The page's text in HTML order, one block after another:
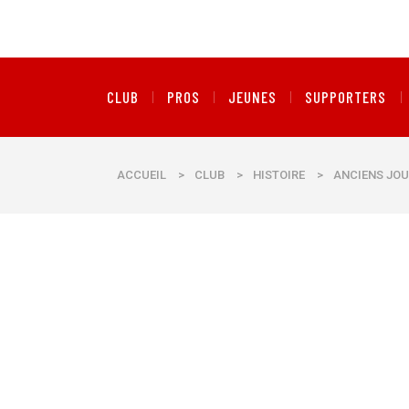
CLUB PROS JEUNES SUPPORTERS
ACCUEIL > CLUB > HISTOIRE > ANCIENS